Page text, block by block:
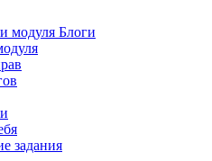
модуля Блоги
задания